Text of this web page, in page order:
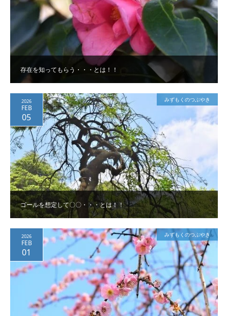
存在を知ってもらう・・・とは！！
ゴールを想定して〇〇・・・とは！！
2026
FEB
05
みずもくのつぶやき
2026
FEB
01
みずもくのつぶやき